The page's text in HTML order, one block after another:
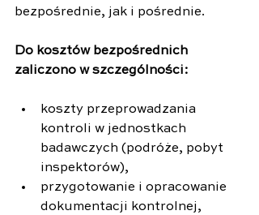
bezpośrednie, jak i pośrednie.
Do kosztów bezpośrednich
zaliczono w szczególności:
koszty przeprowadzania
kontroli w jednostkach
badawczych (podróże, pobyt
inspektorów),
przygotowanie i opracowanie
dokumentacji kontrolnej,